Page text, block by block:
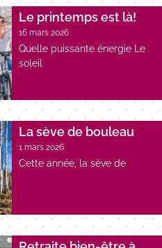
Le printemps est là!
16 mars 2026
Quelle puissante énergie Le
soleil
La sève de bouleau
1 mars 2026
Cette année, la sève de